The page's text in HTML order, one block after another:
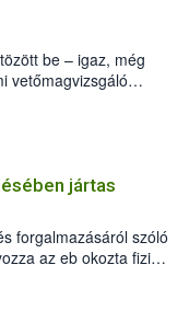
be – igaz, még
vetőmagvizsgáló
Czigler Győző által
jártas
forgalmazásáról szóló
az eb okozta fizikai
felmerülő
eb tartását és annak